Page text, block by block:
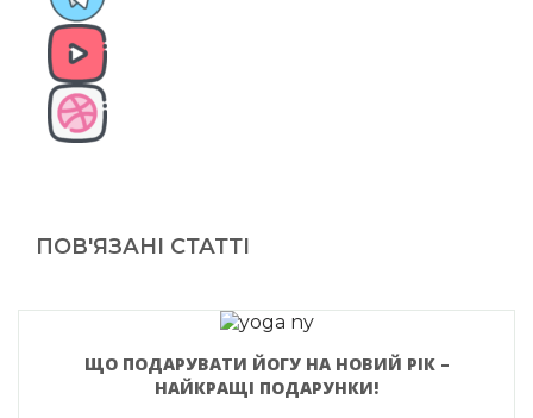
ПОВ'ЯЗАНІ СТАТТІ
ЩО ПОДАРУВАТИ ЙОГУ НА НОВИЙ РІК –
НАЙКРАЩІ ПОДАРУНКИ!